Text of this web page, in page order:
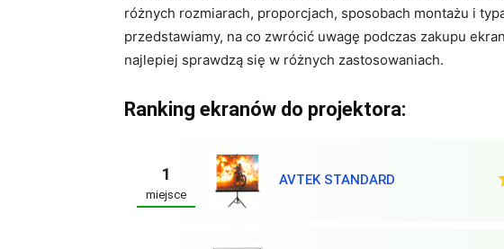
różnych rozmiarach, proporcjach, sposobach montażu i
przedstawiamy, na co zwrócić uwagę podczas zakupu
najlepiej sprawdzą się w różnych zastosowaniach.
Ranking ekranów do projektora:
1
miejsce
AVTEK STANDARD